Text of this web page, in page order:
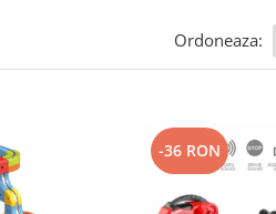
Ordoneaza:
-36 RON